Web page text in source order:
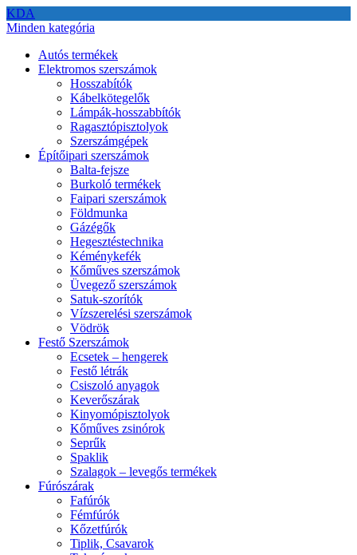
KDA
Minden kategória
Autós termékek
Elektromos szerszámok
Hosszabítók
Kábelkötegelők
Lámpák-hosszabbítók
Ragasztópisztolyok
Szerszámgépek
Építőipari szerszámok
Balta-fejsze
Burkoló termékek
Faipari szerszámok
Földmunka
Gázégők
Hegesztéstechnika
Kéménykefék
Kőműves szerszámok
Üvegező szerszámok
Satuk-szorítók
Vízszerelési szerszámok
Vödrök
Festő Szerszámok
Ecsetek – hengerek
Festő létrák
Csiszoló anyagok
Keverőszárak
Kinyomópisztolyok
Kőműves zsinórok
Seprűk
Spaklik
Szalagok – levegős termékek
Fúrószárak
Fafúrók
Fémfúrók
Kőzetfúrók
Tiplik, Csavarok